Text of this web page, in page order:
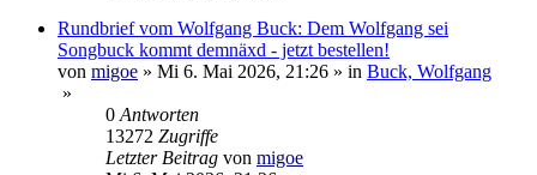
Rundbrief vom Wolfgang Buck: Dem Wolfgang sei
Songbuck kommt demnäxd - jetzt bestellen!
von migoe » Mi 6. Mai 2026, 21:26 » in Buck, Wolfgang
»
0Antworten
13272 Zugriffe
Letzter Beitrag von migoe